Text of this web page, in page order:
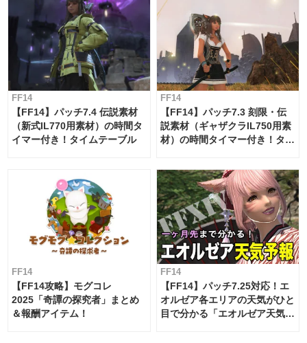
FF14
【FF14】パッチ7.4 伝説素材
（新式IL770用素材）の時間タ
イマー付き！タイムテーブル
FF14
【FF14】パッチ7.3 刻限・伝
説素材（ギャザクラIL750用素
材）の時間タイマー付き！タイ
FF14
【FF14攻略】モグコレ
2025「奇譚の探究者」まとめ
＆報酬アイテム！
FF14
【FF14】パッチ7.25対応！エ
オルゼア各エリアの天気がひと
目で分かる「エオルゼア天気予